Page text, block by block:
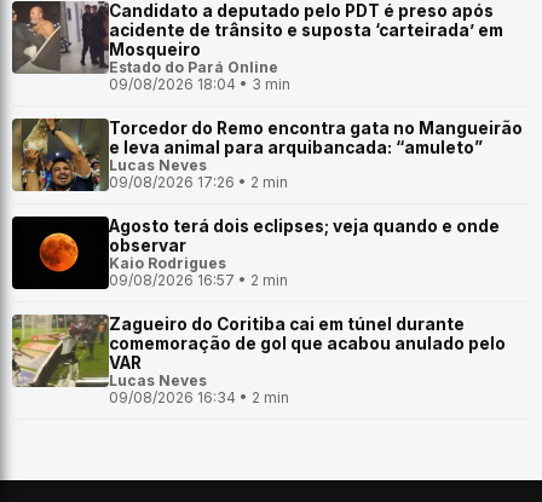
Candidato a deputado pelo PDT é preso após
acidente de trânsito e suposta ‘carteirada’ em
Mosqueiro
Estado do Pará Online
09/08/2026 18:04 • 3 min
Torcedor do Remo encontra gata no Mangueirão
e leva animal para arquibancada: “amuleto”
Lucas Neves
09/08/2026 17:26 • 2 min
Agosto terá dois eclipses; veja quando e onde
observar
Kaio Rodrigues
09/08/2026 16:57 • 2 min
Zagueiro do Coritiba cai em túnel durante
comemoração de gol que acabou anulado pelo
VAR
Lucas Neves
09/08/2026 16:34 • 2 min